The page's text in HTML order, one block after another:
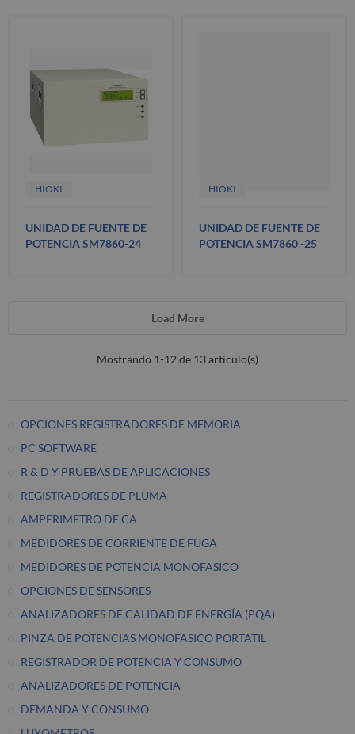
HIOKI
UNIDAD DE FUENTE DE
POTENCIA SM7860-24
HIOKI
UNIDAD DE FUENTE DE
POTENCIA SM7860 -25
Load More
Mostrando 1-12 de 13 artículo(s)
OPCIONES REGISTRADORES DE MEMORIA
PC SOFTWARE
R & D Y PRUEBAS DE APLICACIONES
REGISTRADORES DE PLUMA
AMPERIMETRO DE CA
MEDIDORES DE CORRIENTE DE FUGA
MEDIDORES DE POTENCIA MONOFASICO
OPCIONES DE SENSORES
ANALIZADORES DE CALIDAD DE ENERGÍA (PQA)
PINZA DE POTENCIAS MONOFASICO PORTATIL
REGISTRADOR DE POTENCIA Y CONSUMO
ANALIZADORES DE POTENCIA
DEMANDA Y CONSUMO